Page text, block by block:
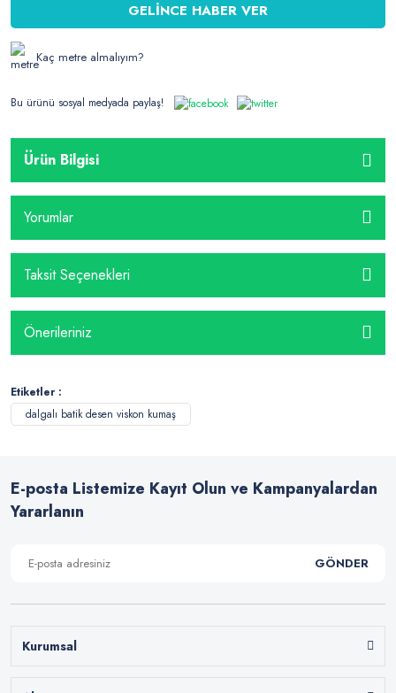
GELİNCE HABER VER
Kaç metre almalıyım?
Bu ürünü sosyal medyada paylaş!
Ürün Bilgisi
Yorumlar
Taksit Seçenekleri
Önerileriniz
Etiketler :
dalgalı batik desen viskon kumaş
E-posta Listemize Kayıt Olun ve Kampanyalardan
Yararlanın
GÖNDER
Kurumsal